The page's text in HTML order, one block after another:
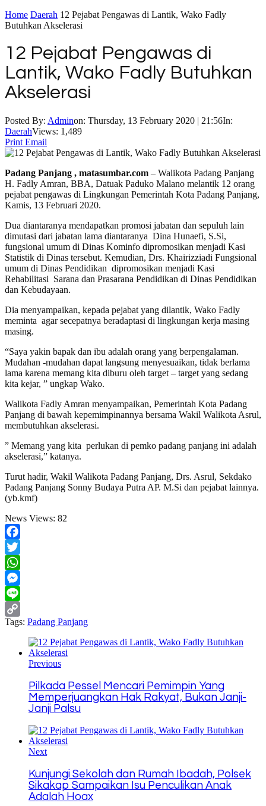
Home Daerah 12 Pejabat Pengawas di Lantik, Wako Fadly
Butuhkan Akselerasi
12 Pejabat Pengawas di
Lantik, Wako Fadly Butuhkan
Akselerasi
Posted By: Adminon: Thursday, 13 February 2020 | 21:56In:
DaerahViews: 1,489
Print Email
Padang Panjang , matasumbar.com – Walikota Padang Panjang
H. Fadly Amran, BBA, Datuak Paduko Malano melantik 12 orang
pejabat pengawas di Lingkungan Pemerintah Kota Padang Panjang,
Kamis, 13 Februari 2020.
Dua diantaranya mendapatkan promosi jabatan dan sepuluh lain
dimutasi dari jabatan lama diantaranya Dina Hunaefi, S.Si,
fungsional umum di Dinas Kominfo dipromosikan menjadi Kasi
Statistik di Dinas tersebut. Kemudian, Drs. Khairizziadi Fungsional
umum di Dinas Pendidikan dipromosikan menjadi Kasi
Rehabilitasi Sarana dan Prasarana Pendidikan di Dinas Pendidikan
dan Kebudayaan.
Dia menyampaikan, kepada pejabat yang dilantik, Wako Fadly
meminta agar secepatnya beradaptasi di lingkungan kerja masing
masing.
“Saya yakin bapak dan ibu adalah orang yang berpengalaman.
Mudahan -mudahan dapat langsung menyesuaikan, tidak berlama
lama karena memang kita diburu oleh target – target yang sedang
kita kejar, ” ungkap Wako.
Walikota Fadly Amran menyampaikan, Pemerintah Kota Padang
Panjang di bawah kepemimpinannya bersama Wakil Walikota Asrul,
membutuhkan akselerasi.
” Memang yang kita perlukan di pemko padang panjang ini adalah
akselerasi,” katanya.
Turut hadir, Wakil Walikota Padang Panjang, Drs. Asrul, Sekdako
Padang Panjang Sonny Budaya Putra AP. M.Si dan pejabat lainnya.
(yb.kmf)
News Views: 82
Facebook
Twitter
WhatsApp
Messenger
Line
Copy
Tags: Padang Panjang
Previous
Pilkada Pessel Mencari Pemimpin Yang
Memperjuangkan Hak Rakyat, Bukan Janji-
Janji Palsu
Next
Kunjungi Sekolah dan Rumah Ibadah, Polsek
Sikakap Sampaikan Isu Penculikan Anak
Adalah Hoax